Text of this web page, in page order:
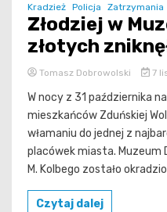
Kradzież Policja Zatrzymania
Złodziej w
złotych
Tomasz Dobrowolski 7
W nocy z 31 października
mieszkańców Zduńskiej
włamaniu do jednej z
placówek miasta. Muzeum
M. Kolbego zostało
Czytaj dalej